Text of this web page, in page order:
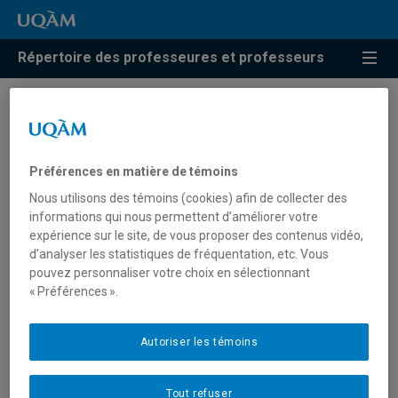
Répertoire des professeures et professeurs
Résultats de recherche pour
Marcotte, Roxanne
marcotte.roxanne@uqam.ca
Philosophie islamique
Préférences en matière de témoins
Nous utilisons des témoins (cookies) afin de collecter des
informations qui nous permettent d’améliorer votre
expérience sur le site, de vous proposer des contenus vidéo,
d’analyser les statistiques de fréquentation, etc. Vous
pouvez personnaliser votre choix en sélectionnant
« Préférences ».
Tout refuser
Autoriser les témoins